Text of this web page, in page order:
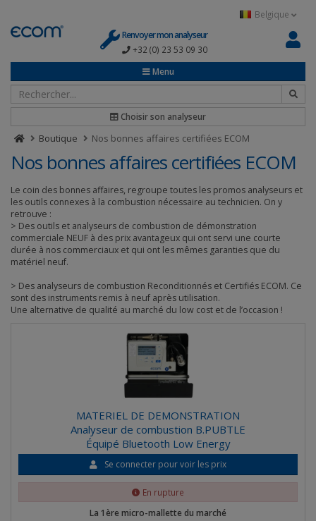
Belgique
Renvoyer mon analyseur
+32 (0) 23 53 09 30
Menu
Choisir son analyseur
Boutique Nos bonnes affaires certifiées ECOM
Nos bonnes affaires certifiées ECOM
Le coin des bonnes affaires, regroupe toutes les promos analyseurs et
les outils connexes à la combustion nécessaire au technicien. On y
retrouve :
> Des outils et analyseurs de combustion de démonstration
commerciale NEUF à des prix avantageux qui ont servi une courte
durée à nos commerciaux et qui ont les mêmes garanties que du
matériel neuf.
> Des analyseurs de combustion Reconditionnés et Certifiés ECOM. Ce
sont des instruments remis à neuf après utilisation.
Une alternative de qualité au marché du low cost et de l’occasion !
MATERIEL DE DEMONSTRATION
Analyseur de combustion B.PUBTLE
Équipé Bluetooth Low Energy
Se connecter pour voir les prix
En rupture
La 1ère micro-mallette du marché